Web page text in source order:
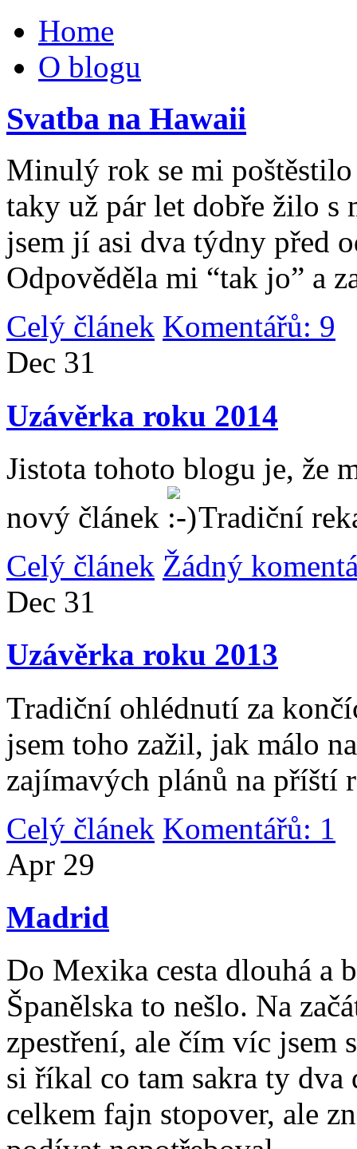
Home
O blogu
Svatba na Hawaii
Minulý rok se mi
taky už pár let dobře žilo
jsem jí asi dva týdny před
Odpověděla mi “tak jo” a
Celý článek Komentářů: 9
Dec 31
Uzávěrka roku 2014
Jistota tohoto blogu je, že
nový článek
Tradiční
Celý článek Žádný
Dec 31
Uzávěrka roku 2013
Tradiční ohlédnutí za
jsem toho zažil, jak málo
zajímavých plánů na příští
Celý článek Komentářů: 1
Apr 29
Madrid
Do Mexika cesta dlouhá a
Španělska to nešlo. Na
zpestření, ale čím víc jsem
si říkal co tam sakra ty
celkem fajn stopover, ale